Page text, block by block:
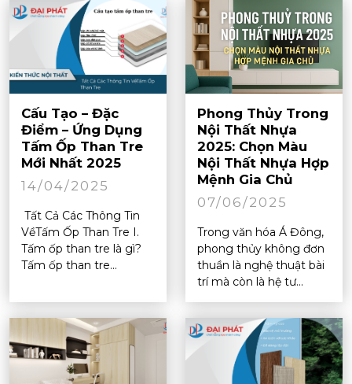
Cấu Tạo – Đặc
Điểm – Ứng Dụng
Tấm Ốp Than Tre
Mới Nhất 2025
14/04/2025
Tất Cả Các Thông Tin
VềTấm Ốp Than Tre I.
Tấm ốp than tre là gì?
Tấm ốp than tre...
Phong Thủy Trong
Nội Thất Nhựa
2025: Chọn Màu
Nội Thất Nhựa Hợp
Mệnh Gia Chủ
07/06/2025
Trong văn hóa Á Đông,
phong thủy không đơn
thuần là nghệ thuật bài
trí mà còn là hệ tư...